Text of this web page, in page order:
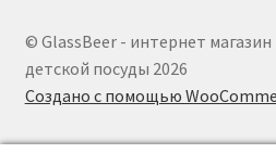
© GlassBeer - интернет
детской посуды 2026
Создано с помощью